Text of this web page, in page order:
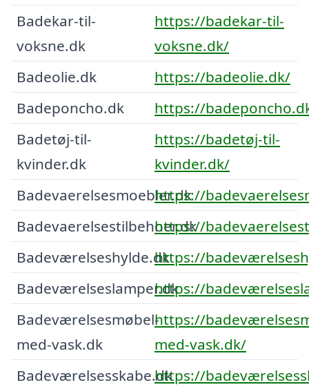
Badekar-til-
voksne.dk
https://badekar-til-
voksne.dk/
Badeolie.dk
https://badeolie.dk/
Badeponcho.dk
https://
Badetøj-til-
kvinder.dk
https://badetøj-til-
kvinder.dk/
Badevaerelsesmoebler.dk
https://
Badevaerelsestilbehoer.dk
https://
Badeværelseshylde.dkhttps://
Badeværelseslamper.dkhttps://
Badeværelsesmøbel-
med-vask.dk
https://
med-vask.dk/
Badeværelsesskabe.dkhttps://